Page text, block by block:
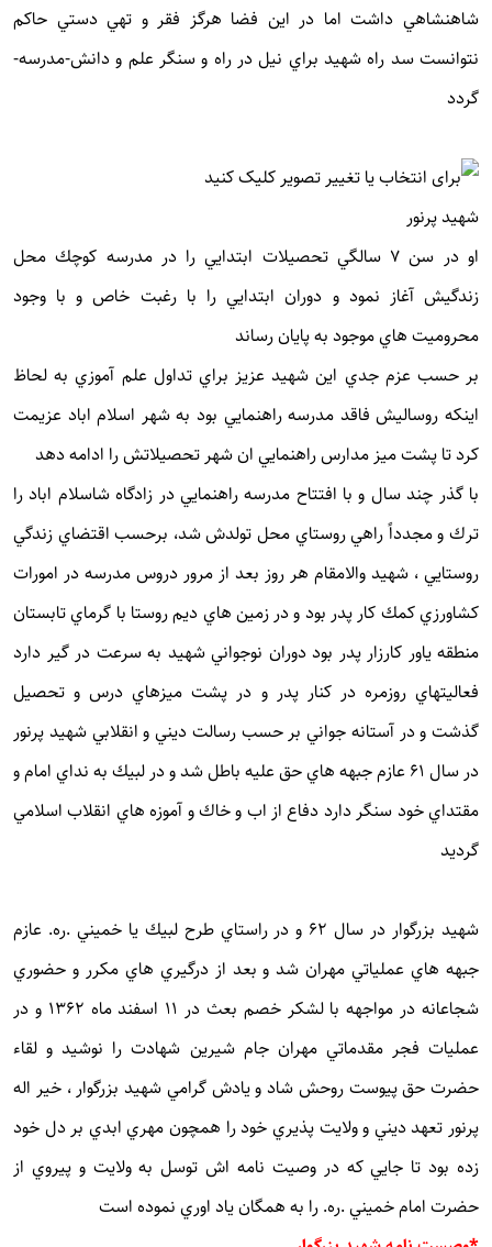
شاهنشاهي داشت اما در اين فضا هرگز فقر و تهي دستي حاكم
نتوانست سد راه شهيد براي نيل در راه و سنگر علم و دانش-مدرسه-
گردد
شهید پرنور
او در سن 7 سالگي تحصيلات ابتدايي را در مدرسه كوچك محل
زندگيش آغاز نمود و دوران ابتدايي را با رغبت خاص و با وجود
محروميت هاي موجود به پايان رساند
بر حسب عزم جدي اين شهيد عزيز براي تداول علم آموزي به لحاظ
اينكه روساليش فاقد مدرسه راهنمايي بود به شهر اسلام اباد عزيمت
كرد تا پشت ميز مدارس راهنمايي ان شهر تحصيلاتش را ادامه دهد
با گذر چند سال و با افتتاح مدرسه راهنمايي در زادگاه شاسلام اباد را
ترك و مجدداً راهي روستاي محل تولدش شد، برحسب اقتضاي زندگي
روستايي ، شهيد والامقام هر روز بعد از مرور دروس مدرسه در امورات
كشاورزي كمك كار پدر بود و در زمين هاي ديم روستا با گرماي تابستان
منطقه ياور كارزار پدر بود دوران نوجواني شهيد به سرعت در گير دارد
فعاليتهاي روزمره در كنار پدر و در پشت ميزهاي درس و تحصيل
گذشت و در آستانه جواني بر حسب رسالت ديني و انقلابي شهيد پرنور
در سال 61 عازم جبهه هاي حق عليه باطل شد و در لبيك به نداي امام و
مقتداي خود سنگر دارد دفاع از اب و خاك و آموزه هاي انقلاب اسلامي
گرديد
شهيد بزرگوار در سال 62 و در راستاي طرح لبيك يا خميني .ره. عازم
جبهه هاي عملياتي مهران شد و بعد از درگيري هاي مكرر و حضوري
شجاعانه در مواجهه با لشكر خصم بعث در 11 اسفند ماه 1362 و در
عمليات فجر مقدماتي مهران جام شيرين شهادت را نوشيد و لقاء
حضرت حق پيوست روحش شاد و يادش گرامي شهيد بزرگوار ، خير اله
پرنور تعهد ديني و ولايت پذيري خود را همچون مهري ابدي بر دل خود
زده بود تا جايي كه در وصيت نامه اش توسل به ولايت و پيروي از
حضرت امام خميني .ره. را به همگان ياد اوري نموده است